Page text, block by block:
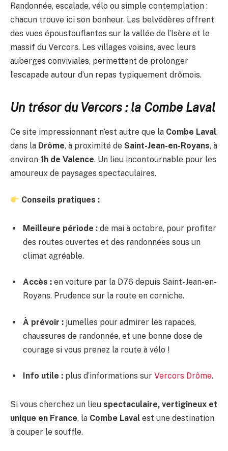
Randonnée, escalade, vélo ou simple contemplation :
chacun trouve ici son bonheur. Les belvédères offrent
des vues époustouflantes sur la vallée de l’Isère et le
massif du Vercors. Les villages voisins, avec leurs
auberges conviviales, permettent de prolonger
l’escapade autour d’un repas typiquement drômois.
Un trésor du Vercors : la Combe Laval
Ce site impressionnant n’est autre que la Combe Laval,
dans la Drôme, à proximité de Saint-Jean-en-Royans, à
environ 1h de Valence. Un lieu incontournable pour les
amoureux de paysages spectaculaires.
Conseils pratiques :
Meilleure période : de mai à octobre, pour profiter
des routes ouvertes et des randonnées sous un
climat agréable.
Accès : en voiture par la D76 depuis Saint-Jean-en-
Royans. Prudence sur la route en corniche.
À prévoir : jumelles pour admirer les rapaces,
chaussures de randonnée, et une bonne dose de
courage si vous prenez la route à vélo !
Info utile : plus d’informations sur Vercors Drôme.
Si vous cherchez un lieu spectaculaire, vertigineux et
unique en France, la Combe Laval est une destination
à couper le souffle.